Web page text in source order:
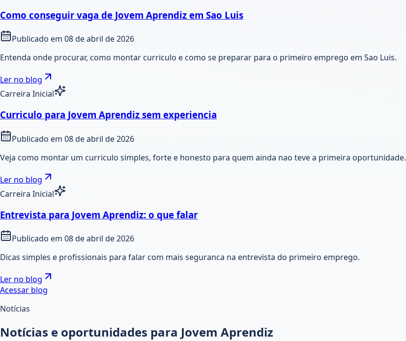
Como conseguir vaga de Jovem Aprendiz em Sao Luis
Publicado em 08 de abril de 2026
Entenda onde procurar, como montar curriculo e como se preparar para o primeiro emprego em Sao Luis.
Ler no blog
Carreira Inicial
Curriculo para Jovem Aprendiz sem experiencia
Publicado em 08 de abril de 2026
Veja como montar um curriculo simples, forte e honesto para quem ainda nao teve a primeira oportunidade.
Ler no blog
Carreira Inicial
Entrevista para Jovem Aprendiz: o que falar
Publicado em 08 de abril de 2026
Dicas simples e profissionais para falar com mais seguranca na entrevista do primeiro emprego.
Ler no blog
Acessar blog
Notícias
Notícias e oportunidades para Jovem Aprendiz